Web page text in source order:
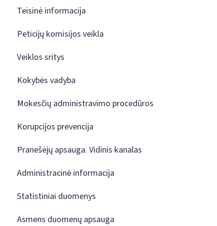
Teisinė informacija
Peticijų komisijos veikla
Veiklos sritys
Kokybės vadyba
Mokesčių administravimo procedūros
Korupcijos prevencija
Pranešėjų apsauga. Vidinis kanalas
Administracinė informacija
Statistiniai duomenys
Asmens duomenų apsauga